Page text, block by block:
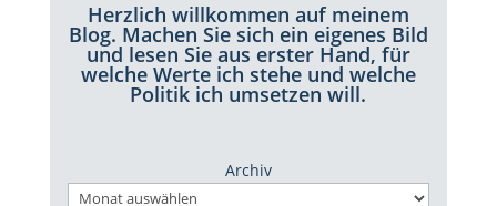
Herzlich willkommen auf meinem
Blog. Machen Sie sich ein eigenes Bild
und lesen Sie aus erster Hand, für
welche Werte ich stehe und welche
Politik ich umsetzen will.
Archiv